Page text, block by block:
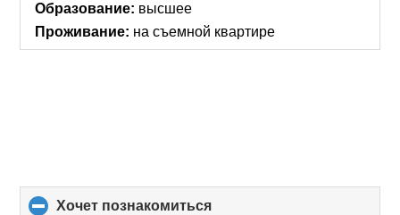
Образование: высшее
Проживание: на съемной квартире
хочет познакомиться